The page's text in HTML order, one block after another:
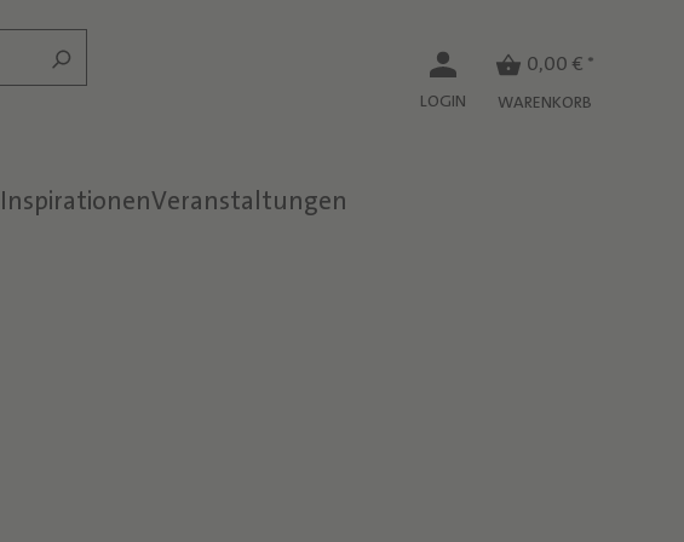
LOGIN
0,00 € *
WARENKORB
InspirationenVeranstaltungen